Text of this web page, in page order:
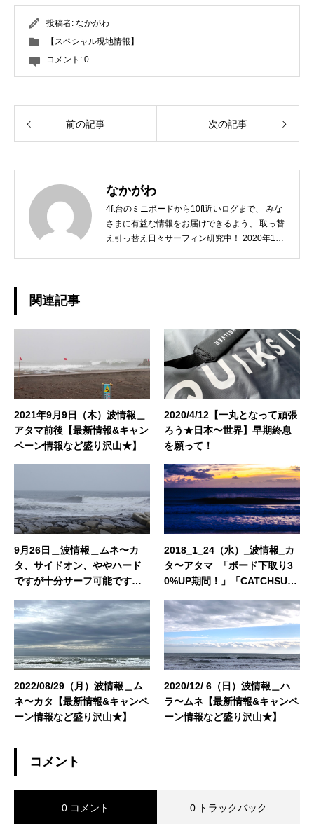
投稿者: なかがわ
【スペシャル現地情報】
コメント: 0
前の記事 次の記事
なかがわ
4ft台のミニボードから10ft近いログまで、 みな
さまに有益な情報をお届けできるよう、 取っ替
え引っ替え日々サーフィン研究中！ 2020年10
県出身：一宮町在住 ◆誕生日：1979年10月2日
関連記事
2021年9月9日（木）波情報＿
アタマ前後【最新情報&キャン
ペーン情報など盛り沢山★】
2020/4/12【一丸となって頑張
ろう★日本〜世界】早期終息
を願って！
9月26日＿波情報＿ムネ〜カ
タ、サイドオン、ややハード
ですが十分サーフ可能です！
2018_1_24（水）_波情報_カ
タ〜アタマ_「ボード下取り3
0%UP期間！」「CATCHSUR
謝祭開催中！」「NAKIPHOT
Oイベント開催中！」「2018
カレンダー発売中！ 」
2022/08/29（月）波情報＿ム
ネ〜カタ【最新情報&キャンペ
ーン情報など盛り沢山★】
2020/12/ 6（日）波情報＿ハ
ラ〜ムネ【最新情報&キャンペ
ーン情報など盛り沢山★】
コメント
0 コメント 0 トラックバック